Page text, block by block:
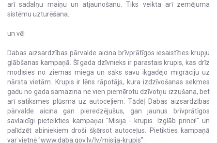
arī sadalņu maiņu un atjaunošanu. Tiks veikta arī zemējuma
sistēmu uzturēšana.
un vēl
Dabas aizsardzības pārvalde aicina brīvprātīgos iesaistīties krupju
glābšanas kampaņā. Šī gada dzīvnieks ir parastais krupis, kas drīz
modīsies no ziemas miega un sāks savu ikgadējo migrāciju uz
nārsta vietām. Krupis ir lēns rāpotājs, kura izdzīvošanas sekmes
gadu no gada samazina ne vien piemērotu dzīvotņu izzušana, bet
arī satiksmes plūsma uz autoceļiem. Tādēļ Dabas aizsardzības
pārvalde aicina gan pieredzējušus, gan jaunus brīvprātīgos
savlaicīgi pieteikties kampaņai "Misija - krupis. Izglāb princi!" un
palīdzēt abiniekiem droši šķērsot autoceļus. Pietikties kampaņā
var vietnē "www.daba.gov.lv/lv/misija-krupis".